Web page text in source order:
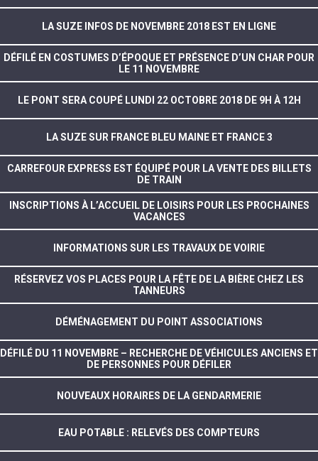
LA SUZE INFOS DE NOVEMBRE 2018 EST EN LIGNE
DÉFILÉ EN COSTUMES D’ÉPOQUE ET PRÉSENCE D’UN CHAR POUR
LE 11 NOVEMBRE
LE PONT SERA COUPÉ LUNDI 22 OCTOBRE 2018 DE 9H À 12H
LA SUZE SUR FRANCE BLEU MAINE ET FRANCE 3
CARREFOUR EXPRESS EST ÉQUIPÉ POUR LA VENTE DES BILLETS
DE TRAIN
INSCRIPTIONS À L’ACCUEIL DE LOISIRS POUR LES PROCHAINES
VACANCES
INFORMATIONS SUR LES TRAVAUX DE VOIRIE
RÉSERVEZ VOS PLACES POUR LA FÊTE DE LA BIÈRE CHEZ LES
TANNEURS
DÉMÉNAGEMENT DU POINT ASSOCIATIONS
DÉFILÉ DU 11 NOVEMBRE – RECHERCHE DE VÉHICULES ANCIENS ET
DE PERSONNES POUR DÉFILER
NOUVEAUX HORAIRES DE LA GENDARMERIE
EAU POTABLE : RELEVÉS DES COMPTEURS